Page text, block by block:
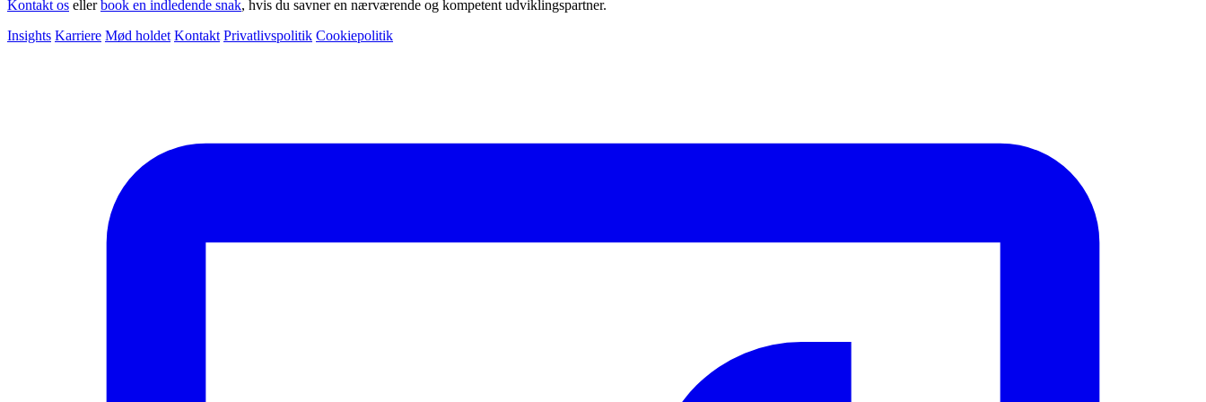
Kontakt os ellerbook en indledende snak, hvis du savner en nærværende og kompetent udviklingspartner.
Insights Karriere Mød holdet Kontakt Privatlivspolitik Cookiepolitik